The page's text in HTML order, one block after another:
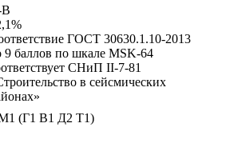
ГОСТ 30630.1.10-2013
9 баллов по шкале MSK-64
СНиП II-7-81
в сейсмических
(Г1 В1 Д2 Т1)